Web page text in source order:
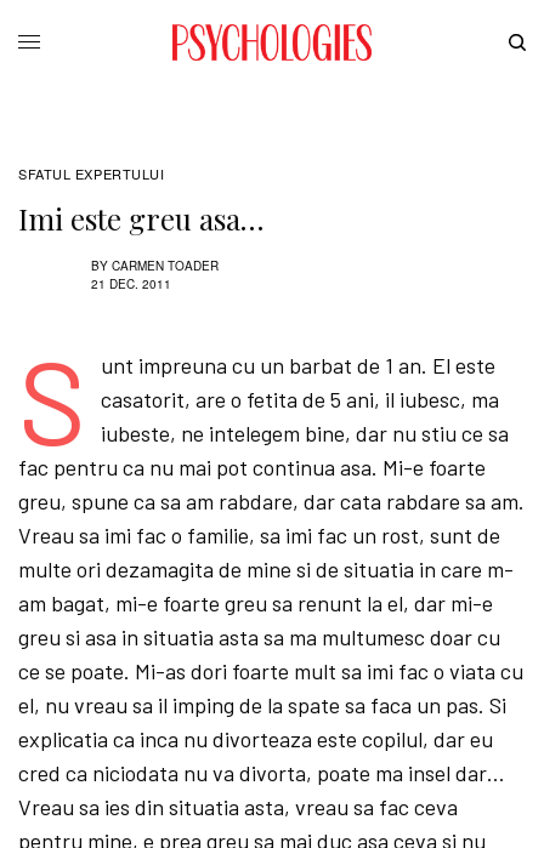
SFATUL EXPERTULUI
Imi este greu asa…
BY CARMEN TOADER
21 DEC. 2011
S
unt impreuna cu un barbat de 1 an. El este
casatorit, are o fetita de 5 ani, il iubesc, ma
iubeste, ne intelegem bine, dar nu stiu ce sa
fac pentru ca nu mai pot continua asa. Mi-e foarte
greu, spune ca sa am rabdare, dar cata rabdare sa am.
Vreau sa imi fac o familie, sa imi fac un rost, sunt de
multe ori dezamagita de mine si de situatia in care m-
am bagat, mi-e foarte greu sa renunt la el, dar mi-e
greu si asa in situatia asta sa ma multumesc doar cu
ce se poate. Mi-as dori foarte mult sa imi fac o viata cu
el, nu vreau sa il imping de la spate sa faca un pas. Si
explicatia ca inca nu divorteaza este copilul, dar eu
cred ca niciodata nu va divorta, poate ma insel dar…
Vreau sa ies din situatia asta, vreau sa fac ceva
pentru mine, e prea greu sa mai duc asa ceva si nu